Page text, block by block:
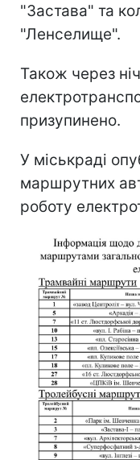
"Застава" та
"Ленселище".
Також через
призупинено.
У міськраді
маршрутних
роботу